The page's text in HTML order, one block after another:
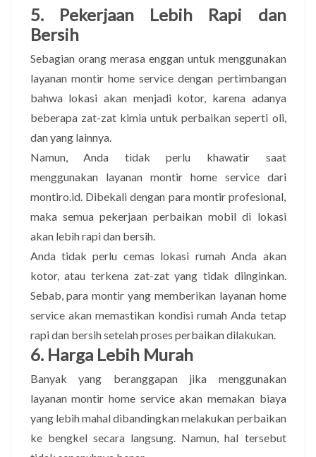
5. Pekerjaan Lebih Rapi dan
Bersih
Sebagian orang merasa enggan untuk menggunakan
layanan montir home service dengan pertimbangan
bahwa lokasi akan menjadi kotor, karena adanya
beberapa zat-zat kimia untuk perbaikan seperti oli,
dan yang lainnya.
Namun, Anda tidak perlu khawatir saat
menggunakan layanan montir home service dari
montiro.id. Dibekali dengan para montir profesional,
maka semua pekerjaan perbaikan mobil di lokasi
akan lebih rapi dan bersih.
Anda tidak perlu cemas lokasi rumah Anda akan
kotor, atau terkena zat-zat yang tidak diinginkan.
Sebab, para montir yang memberikan layanan home
service akan memastikan kondisi rumah Anda tetap
rapi dan bersih setelah proses perbaikan dilakukan.
6. Harga Lebih Murah
Banyak yang beranggapan jika menggunakan
layanan montir home service akan memakan biaya
yang lebih mahal dibandingkan melakukan perbaikan
ke bengkel secara langsung. Namun, hal tersebut